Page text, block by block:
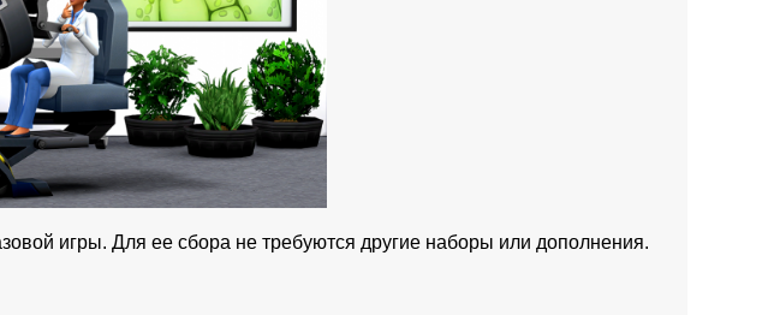
игры. Для ее сбора не требуются другие наборы или дополнения.